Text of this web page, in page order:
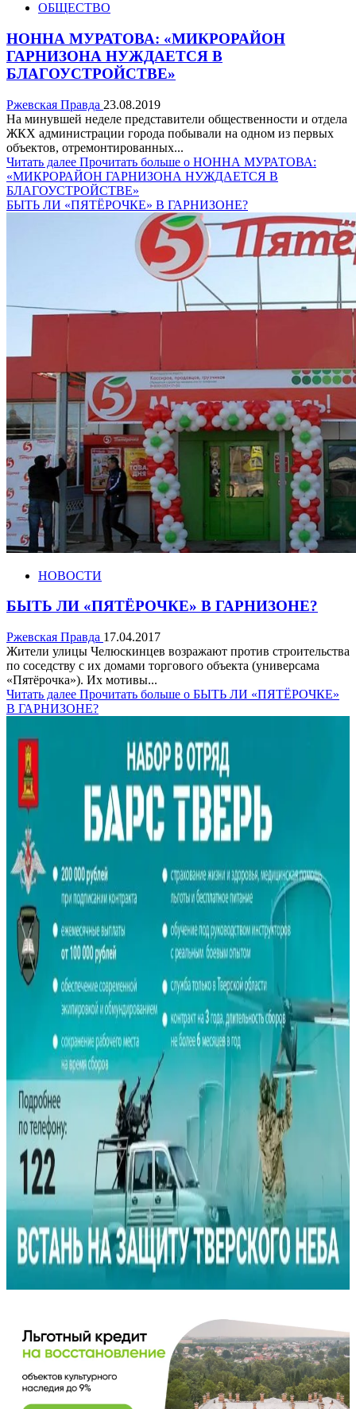
ОБЩЕСТВО
НОННА МУРАТОВА: «МИКРОРАЙОН
ГАРНИЗОНА НУЖДАЕТСЯ В
БЛАГОУСТРОЙСТВЕ»
Ржевская Правда 23.08.2019
На минувшей неделе представители общественности и отдела
ЖКХ администрации города побывали на одном из первых
объектов, отремонтированных...
Читать далее Прочитать больше о НОННА МУРАТОВА:
«МИКРОРАЙОН ГАРНИЗОНА НУЖДАЕТСЯ В
БЛАГОУСТРОЙСТВЕ»
БЫТЬ ЛИ «ПЯТЁРОЧКЕ» В ГАРНИЗОНЕ?
НОВОСТИ
БЫТЬ ЛИ «ПЯТЁРОЧКЕ» В ГАРНИЗОНЕ?
Ржевская Правда 17.04.2017
Жители улицы Челюскинцев возражают против строительства
по соседству с их домами торгового объекта (универсама
«Пятёрочка»). Их мотивы...
Читать далее Прочитать больше о БЫТЬ ЛИ «ПЯТЁРОЧКЕ»
В ГАРНИЗОНЕ?